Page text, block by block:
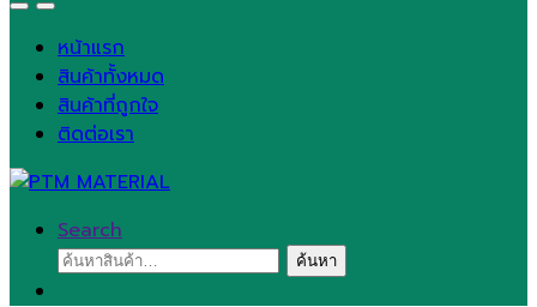
หน้าแรก
สินค้าทั้งหมด
สินค้าที่ถูกใจ
ติดต่อเรา
Search
ค้นหา:
ค้นหา